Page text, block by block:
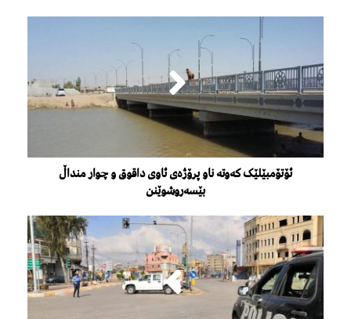
ئۆتۆمبێلێک کەوتە ناو پرۆژەی ئاوی داقوق و چوار منداڵ
بێسەروشوێنن